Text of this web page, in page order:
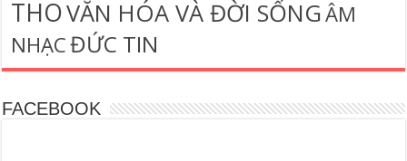
THOVĂN HÓA VÀ ĐỜI SỐNGÂM
NHẠCĐỨC TIN
FACEBOOK